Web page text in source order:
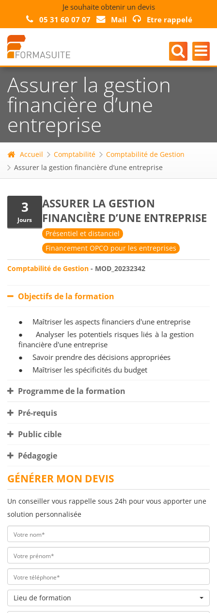
Je souhaite obtenir un devis
05 31 60 07 07
Mail Etre rappelé
Assurer la gestion
financière d’une
entreprise
Accueil Comptabilité
Comptabilité de Gestion
Assurer la gestion financière d’une entreprise
3
Jours
ASSURER LA GESTION
FINANCIÈRE D’UNE ENTREPRISE
Présentiel et distanciel
Financement OPCO pour les entreprises
Comptabilité de Gestion - MOD_20232342
Objectifs de la formation
● Maîtriser les aspects financiers d'une entreprise
● Analyser les potentiels risques liés à la gestion
financière d'une entreprise
● Savoir prendre des décisions appropriées
● Maîtriser les spécificités du budget
Programme de la formation
Pré-requis
Public cible
Pédagogie
GÉNÉRER MON DEVIS
Un conseiller vous rappelle sous 24h pour vous apporter une
solution personnalisée
Lieu de formation